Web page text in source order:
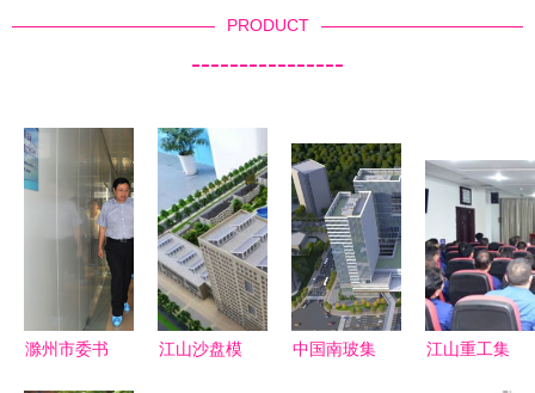
PRODUCT
----------------
滁州市委书
江山沙盘模
中国南玻集
江山重工集